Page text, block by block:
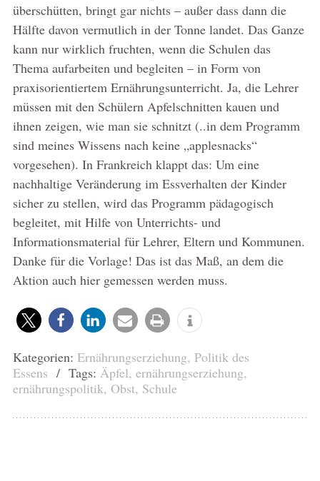
überschütten, bringt gar nichts – außer dass dann die
Hälfte davon vermutlich in der Tonne landet. Das Ganze
kann nur wirklich fruchten, wenn die Schulen das
Thema aufarbeiten und begleiten – in Form von
praxisorientiertem Ernährungsunterricht. Ja, die Lehrer
müssen mit den Schülern Apfelschnitten kauen und
ihnen zeigen, wie man sie schnitzt (..in dem Programm
sind meines Wissens nach keine „applesnacks“
vorgesehen). In Frankreich klappt das: Um eine
nachhaltige Veränderung im Essverhalten der Kinder
sicher zu stellen, wird das Programm pädagogisch
begleitet, mit Hilfe von Unterrichts- und
Informationsmaterial für Lehrer, Eltern und Kommunen.
Danke für die Vorlage! Das ist das Maß, an dem die
Aktion auch hier gemessen werden muss.
Kategorien: Ernährungserziehung, Politik des
Essens / Tags: Äpfel, ernährungserziehung,
ernährungspolitik, Obst, Schule